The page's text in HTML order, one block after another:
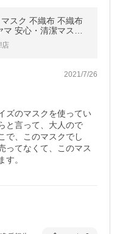
スク 不織布 不織布
スク
代金引換不可・後払
可)
店
2021/7/26
ズのマスクを使ってい
と言って、大人ので
で、このマスクでし
ってなくて、このマス
す。